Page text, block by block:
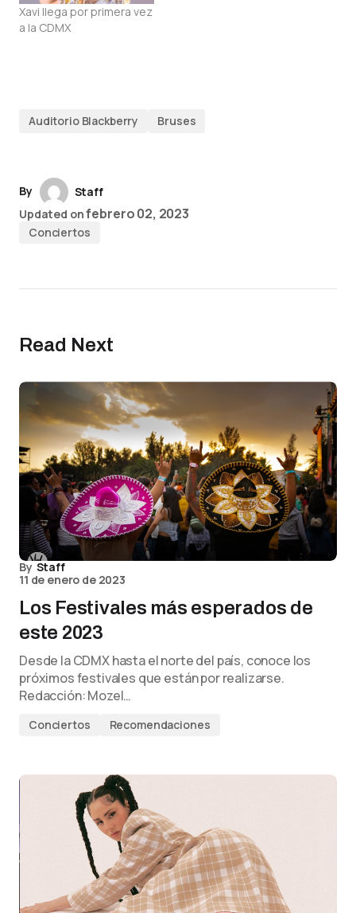
Xavi llega por primera vez
a la CDMX
Auditorio Blackberry Bruses
By
Staff
Updated onfebrero 02, 2023
Conciertos
Read Next
By Staff
11 de enero de 2023
Los Festivales más esperados de
este 2023
Desde la CDMX hasta el norte del país, conoce los
próximos festivales que están por realizarse.
Redacción: Mozel…
Conciertos Recomendaciones